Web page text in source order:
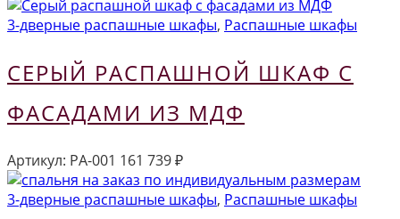
3-дверные распашные шкафы, Распашные шкафы
СЕРЫЙ РАСПАШНОЙ ШКАФ С
ФАСАДАМИ ИЗ МДФ
Артикул: РА-001 161 739₽
3-дверные распашные шкафы, Распашные шкафы